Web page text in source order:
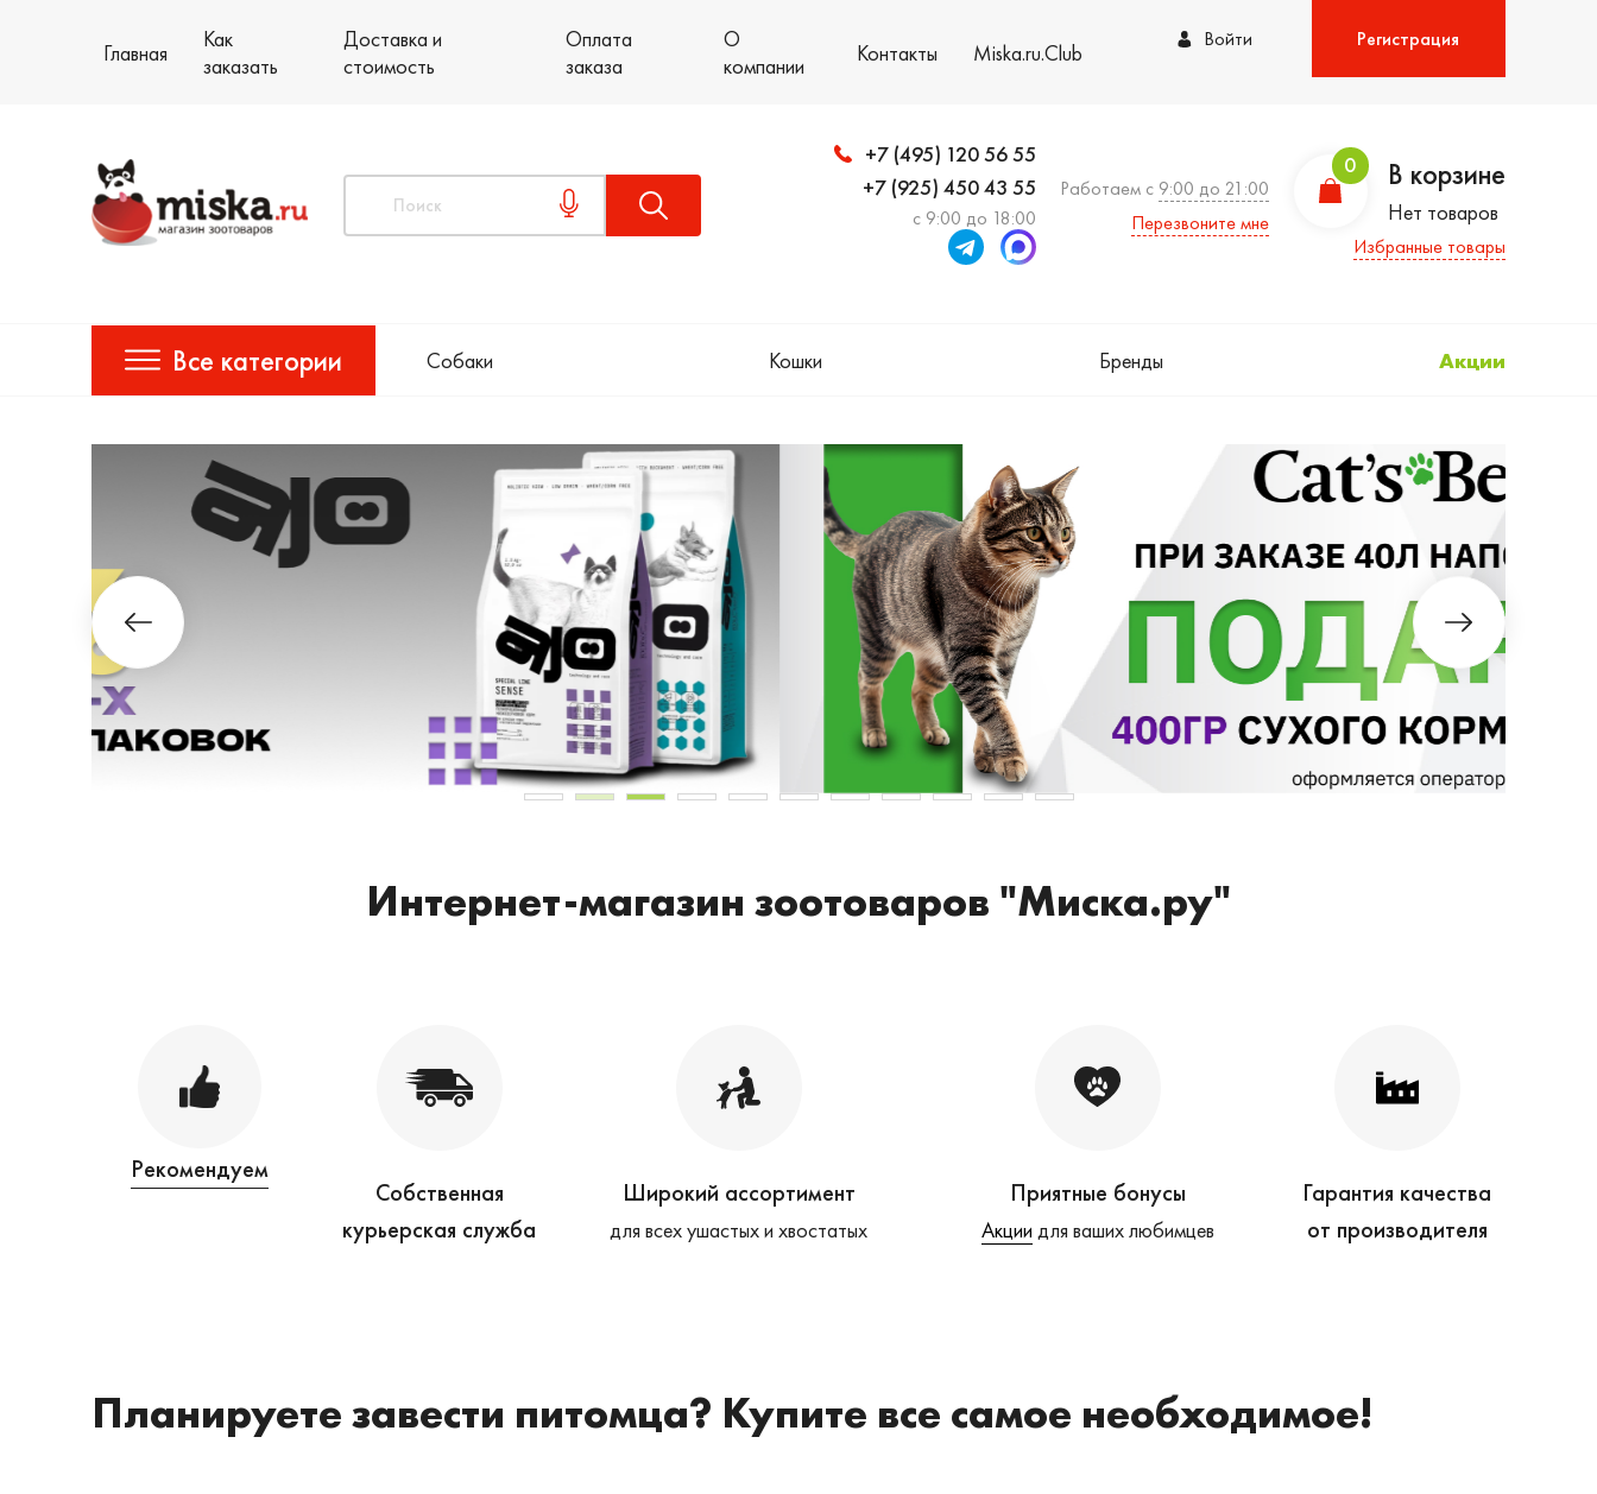
Главная
Как
заказать
Доставка и
стоимость
Оплата
заказа
О
компании
Контакты Miska.ru.Club Войти Регистрация
+7 (495) 120 56 55
+7 (925) 450 43 55
с 9:00 до 18:00
Работаем с 9:00 до 21:00
Перезвоните мне
0 В корзине
Нет товаров
Избранные товары
Все категории Собаки Кошки Бренды Акции
Интернет-магазин зоотоваров "Миска.ру"
Рекомендуем
Собственная
курьерская служба
Широкий ассортимент
для всех ушастых и хвостатых
Приятные бонусы
Акции для ваших любимцев
Гарантия качества
от производителя
Планируете завести питомца? Купите все самое необходимое!